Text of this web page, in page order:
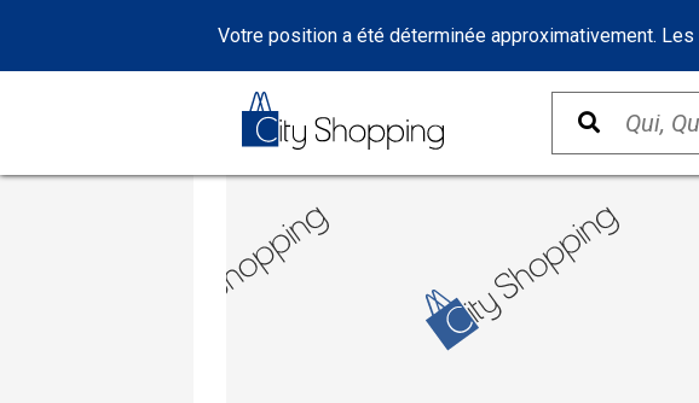
Votre position a été déterminée approximativement.